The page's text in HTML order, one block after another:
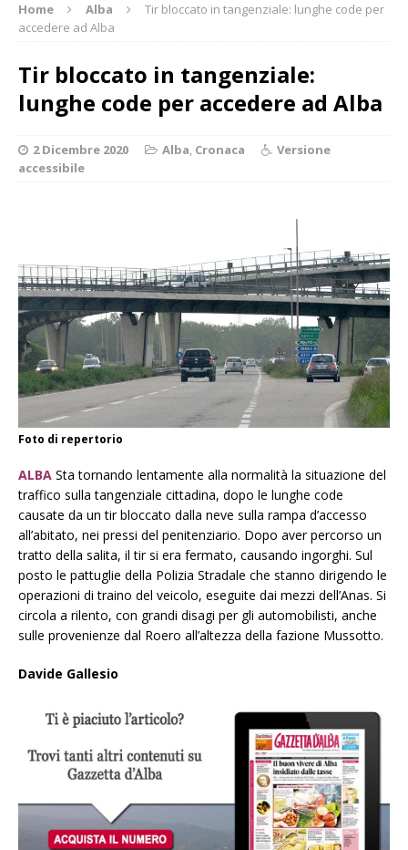
Home Alba
Tir bloccato in tangenziale: lunghe code per
accedere ad Alba
Tir bloccato in tangenziale:
lunghe code per accedere ad Alba
2 Dicembre 2020 Alba, Cronaca
Versione
accessibile
Foto di repertorio
ALBA Sta tornando lentamente alla normalità la situazione del
traffico sulla tangenziale cittadina, dopo le lunghe code
causate da un tir bloccato dalla neve sulla rampa d’accesso
all’abitato, nei pressi del penitenziario. Dopo aver percorso un
tratto della salita, il tir si era fermato, causando ingorghi. Sul
posto le pattuglie della Polizia Stradale che stanno dirigendo le
operazioni di traino del veicolo, eseguite dai mezzi dell’Anas. Si
circola a rilento, con grandi disagi per gli automobilisti, anche
sulle provenienze dal Roero all’altezza della fazione Mussotto.
Davide Gallesio